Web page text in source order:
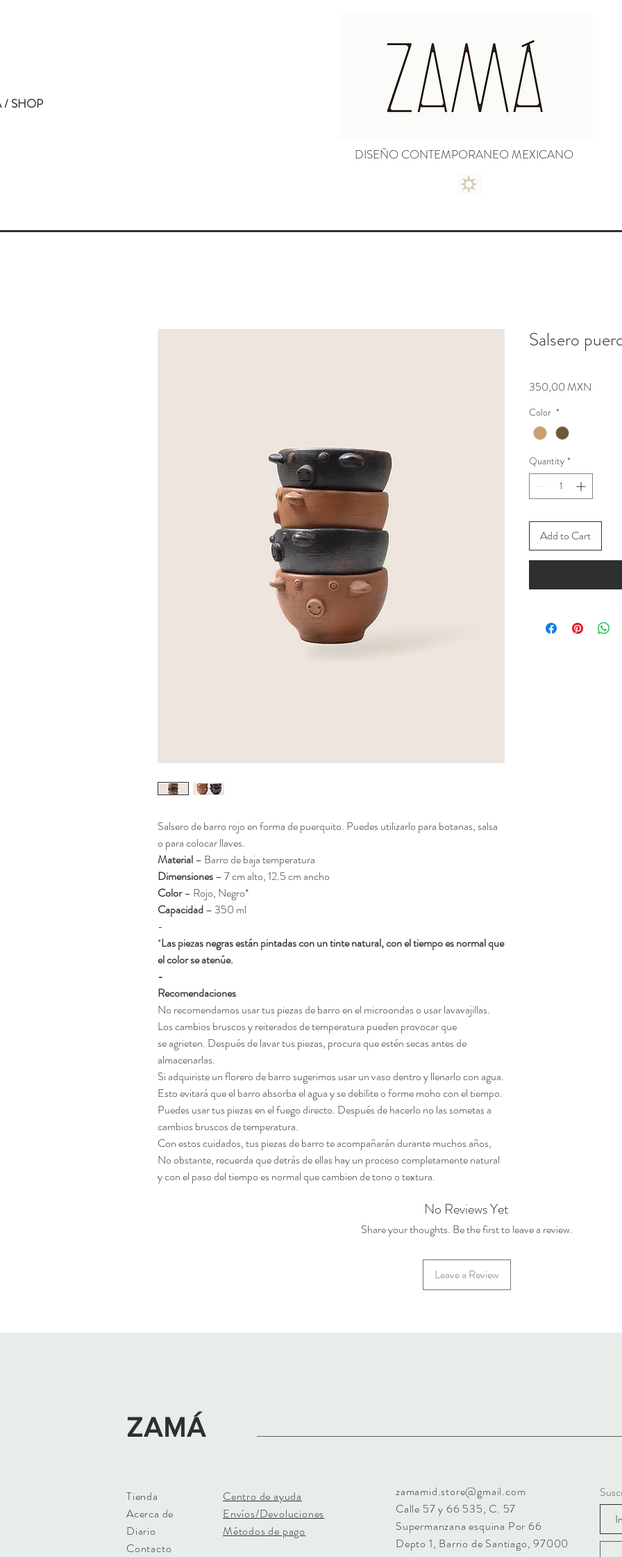
/ SHOP
DISEÑO CONTEMPORANEO MEXICANO
Salsero de barro rojo en forma de puerquito. Puedes utilizarlo para botanas, salsa
o para colocar llaves.
Material – Barro de baja temperatura
Dimensiones – 7 cm alto, 12.5 cm ancho
Color– Rojo, Negro*
Capacidad – 350 ml
-
*Las piezas negras están pintadas con un tinte natural, con el tiempo es normal que
el color se atenúe.
-
Recomendaciones
No recomendamos usar tus piezas de barro en el microondas o usar lavavajillas.
Los cambios bruscos y reiterados de temperatura pueden provocar que
se agrieten. Después de lavar tus piezas, procura que estén secas antes de
almacenarlas.
Si adquiriste un florero de barro sugerimos usar un vaso dentro y llenarlo con agua.
Esto evitará que el barro absorba el agua y se debilite o forme moho con el tiempo.
Puedes usar tus piezas en el fuego directo. Después de hacerlo no las sometas a
cambios bruscos de temperatura.
Con estos cuidados, tus piezas de barro te acompañarán durante muchos años,
No obstante, recuerda que detrás de ellas hay un proceso completamente natural
y con el paso del tiempo es normal que cambien de tono o textura.
Salsero
350,00 MXN
Color *
Quantity *
Add to Cart
No Reviews Yet
Share your thoughts. Be the first to leave a review.
Leave a Review
ZAMÁ
Tienda
Acerca de
Diario
Contacto
Centro de ayuda
Envíos/Devoluciones
Métodos de pago
zamamid.store@gmail.com
Calle 57 y 66 535, C. 57
Supermanzana esquina Por 66
Depto 1, Barrio de Santiago, 97000